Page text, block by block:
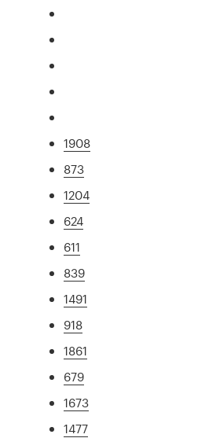
1908
873
1204
624
611
839
1491
918
1861
679
1673
1477